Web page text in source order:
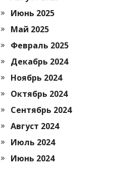
Июнь 2025
Май 2025
Февраль 2025
Декабрь 2024
Ноябрь 2024
Октябрь 2024
Сентябрь 2024
Август 2024
Июль 2024
Июнь 2024